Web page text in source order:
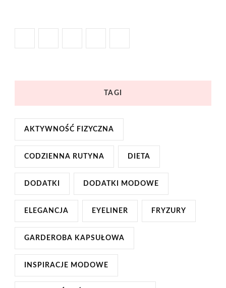
TAGI
AKTYWNOŚĆ FIZYCZNA
CODZIENNA RUTYNA DIETA
DODATKI DODATKI MODOWE
ELEGANCJA EYELINER FRYZURY
GARDEROBA KAPSUŁOWA
INSPIRACJE MODOWE